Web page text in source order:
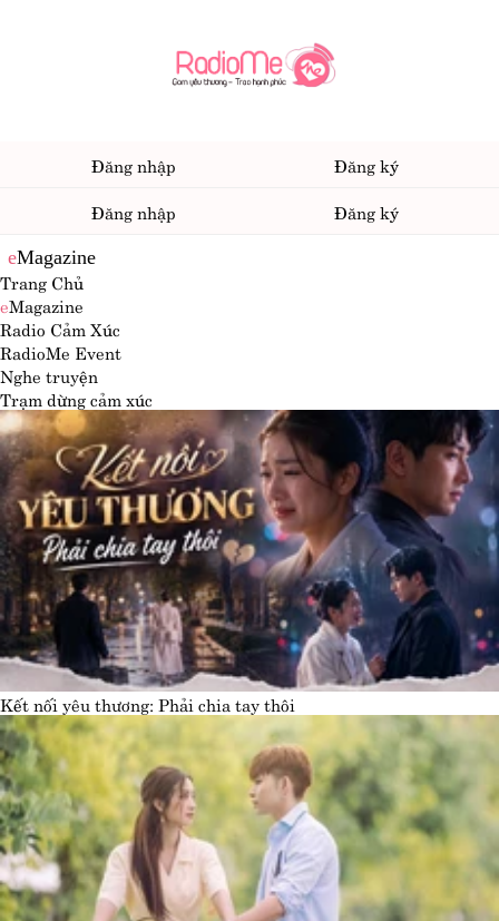
Đăng nhập
Đăng ký
Đăng nhập
Đăng ký
eMagazine
Trang Chủ
eMagazine
Radio Cảm Xúc
RadioMe Event
Nghe truyện
Trạm dừng cảm xúc
Kết nối yêu thương: Phải chia tay thôi